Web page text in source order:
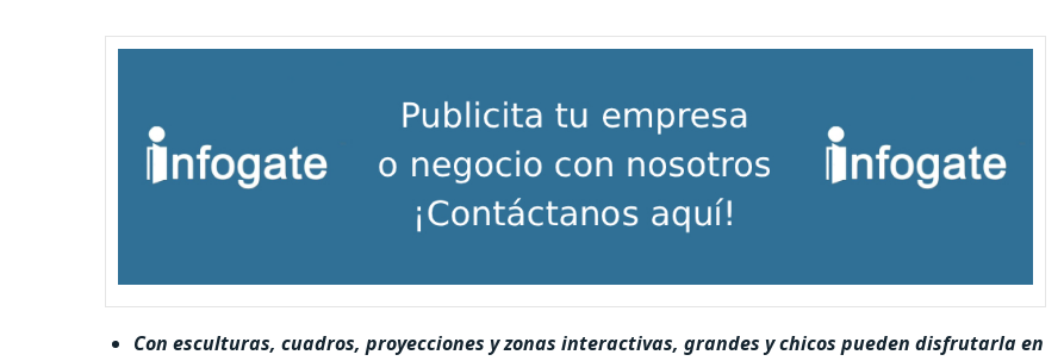
Con esculturas, cuadros, proyecciones y zonas interactivas, grandes y chicos pueden disfrutarla en